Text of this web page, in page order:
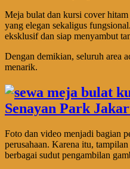
Meja bulat dan kursi cover
yang elegan sekaligus
eksklusif dan siap menyambut
Dengan demikian, seluruh area
menarik.
Foto dan video menjadi bagian
perusahaan. Karena itu,
berbagai sudut pengambilan